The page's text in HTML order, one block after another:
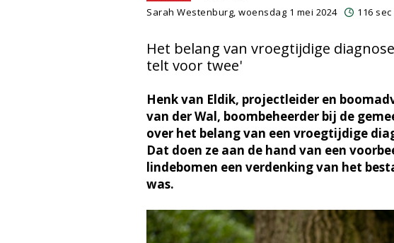
Sarah Westenburg, woensdag 1 mei 2024 116 sec
Het belang van vroegtijdige
telt voor twee'
Henk van Eldik, projectleider en
van der Wal, boombeheerder bij de
over het belang van een vroegtijdige
Dat doen ze aan de hand van een
lindebomen een verdenking van het
was.